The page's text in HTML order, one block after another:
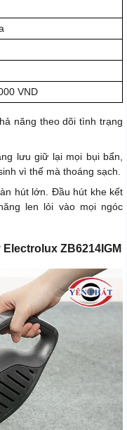
VND
năng theo dõi tình trạng
lưu giữ lại mọi bụi bẩn,
vì thế mà thoáng sạch.
hút lớn. Đầu hút khe kết
len lỏi vào mọi ngóc
ZB6214IGM